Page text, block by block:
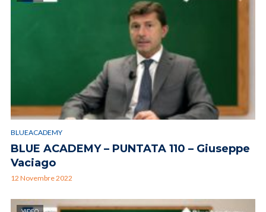
BLUEACADEMY
BLUE ACADEMY – PUNTATA 110 – Giuseppe
Vaciago
12 Novembre 2022